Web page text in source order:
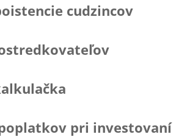
cudzincov
pri investovaní